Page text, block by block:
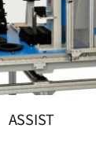
ASSIST